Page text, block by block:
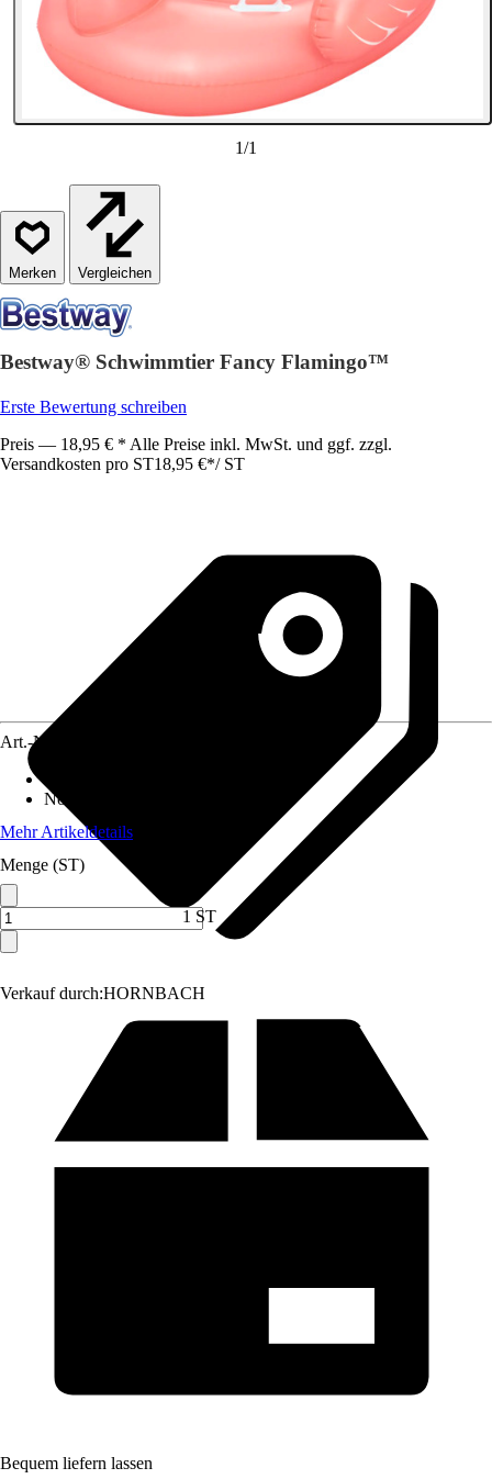
1/1
Vergleichen
Bestway® Schwimmtier Fancy Flamingo™
Erste Bewertung schreiben
Preis — 18,95 € * Alle Preise inkl. MwSt. und ggf. zzgl.
Versandkosten pro ST18,95 €*/ ST
Verkauf durch:HORNBACH
Art.-Nr.
Norm / Prüfzeichen
Mehr Artikeldetails
Menge (ST)
1 ST
Bequem liefern lassen